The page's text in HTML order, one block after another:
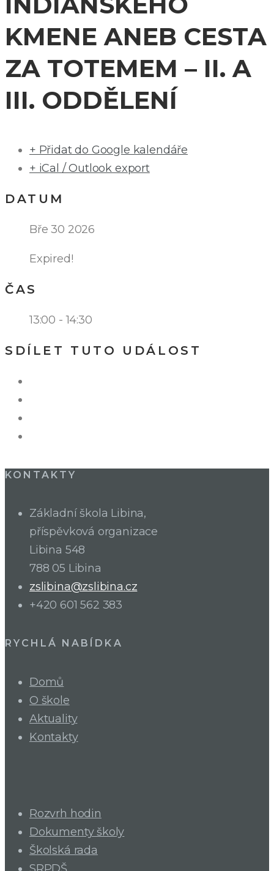
KMENE ANEB CESTA
ZA TOTEMEM – II. A
III. ODDĚLENÍ
+ Přidat do Google kalendáře
+ iCal / Outlook export
DATUM
Bře 30 2026
Expired!
ČAS
13:00 - 14:30
SDÍLET TUTO UDÁLOST
KONTAKTY
Základní škola Libina,
příspěvková organizace
Libina 548
788 05 Libina
zslibina@zslibina.cz
+420 601 562 383
RYCHLÁ NABÍDKA
Domů
O škole
Aktuality
Kontakty
Rozvrh hodin
Dokumenty školy
Školská rada